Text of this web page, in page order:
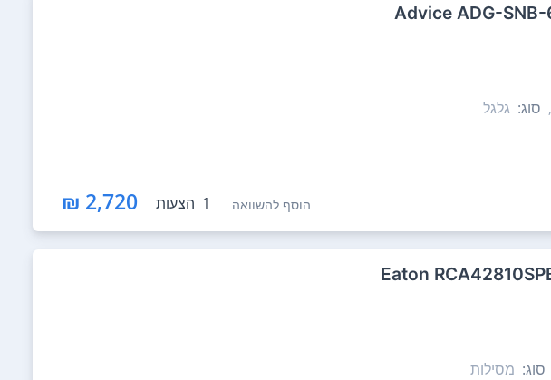
סוג: גלגל
הוסף להשוואה 1 הצעות 2,720 ₪
סוג: מסילות